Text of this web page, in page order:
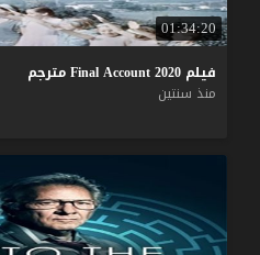
01:34:20
فيلم FinalAccount2020
مترجم
منذ سنتين